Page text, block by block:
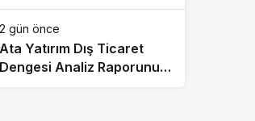
2 gün önce
Ata Yatırım Dış Ticaret
Dengesi Analiz Raporunu